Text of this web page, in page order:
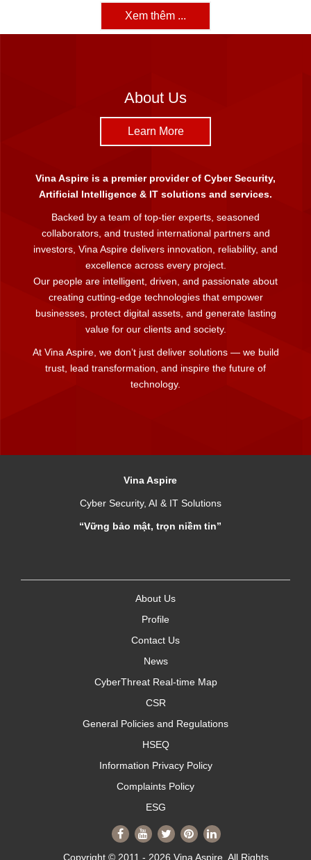
Xem thêm ...
About Us
Learn More
Vina Aspire is a premier provider of Cyber Security,
Artificial Intelligence & IT solutions and services.
Backed by a team of top-tier experts, seasoned
collaborators, and trusted international partners and
investors, Vina Aspire delivers innovation, reliability, and
excellence across every project.
Our people are intelligent, driven, and passionate about
creating cutting-edge technologies that empower
businesses, protect digital assets, and generate lasting
value for our clients and society.
At Vina Aspire, we don’t just deliver solutions — we build
trust, lead transformation, and inspire the future of
technology.
Vina Aspire
Cyber Security, AI & IT Solutions
“Vững bảo mật, trọn niềm tin”
About Us
Profile
Contact Us
News
CyberThreat Real-time Map
CSR
General Policies and Regulations
HSEQ
Information Privacy Policy
Complaints Policy
ESG
Copyright © 2011 - 2026 Vina Aspire. All Rights